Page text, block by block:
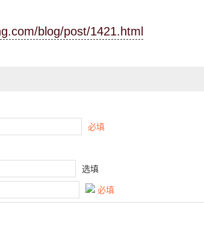
blog/post/1421.html
必填
选填
必填